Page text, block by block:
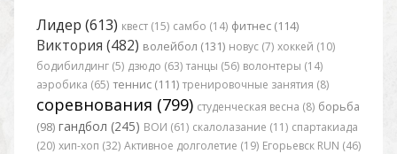
Лидер (613) квест (15) самбо (14) фитнес (114)
Виктория (482) волейбол (131) новус (7) хоккей (10)
бодибилдинг (5) дзюдо (63) танцы (56) волонтеры (14)
аэробика (65) теннис (111) тренировочные занятия (8)
соревнования (799) студенческая весна (8) борьба
(98) гандбол (245) ВОИ (61) скалолазание (11) спартакиада
(20) хип-хоп (32) Активное долголетие (19) Егорьевск RUN (46)